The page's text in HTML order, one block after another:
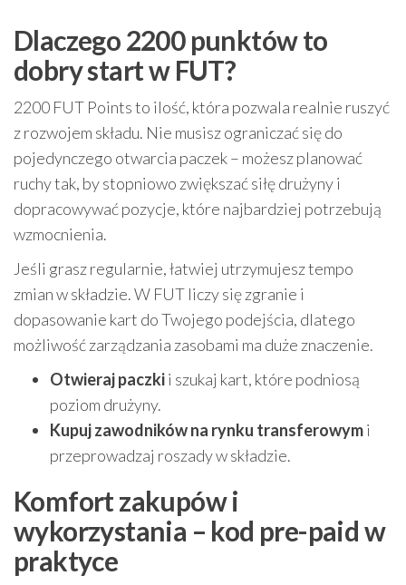
Dlaczego 2200 punktów to
dobry start w FUT?
2200 FUT Points to ilość, która pozwala realnie ruszyć
z rozwojem składu. Nie musisz ograniczać się do
pojedynczego otwarcia paczek – możesz planować
ruchy tak, by stopniowo zwiększać siłę drużyny i
dopracowywać pozycje, które najbardziej potrzebują
wzmocnienia.
Jeśli grasz regularnie, łatwiej utrzymujesz tempo
zmian w składzie. W FUT liczy się zgranie i
dopasowanie kart do Twojego podejścia, dlatego
możliwość zarządzania zasobami ma duże znaczenie.
Otwieraj paczkii szukaj kart, które podniosą
poziom drużyny.
Kupuj zawodników na rynku transferowymi
przeprowadzaj roszady w składzie.
Komfort zakupów i
wykorzystania – kod pre-paid w
praktyce